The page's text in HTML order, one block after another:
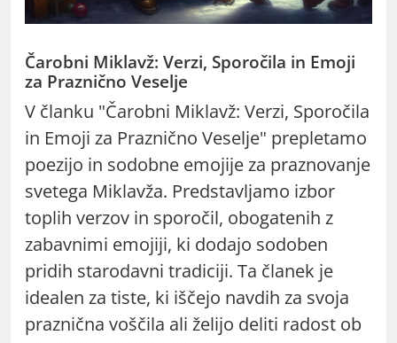
Čarobni Miklavž: Verzi, Sporočila in Emoji
za Praznično Veselje
V članku "Čarobni Miklavž: Verzi, Sporočila
in Emoji za Praznično Veselje" prepletamo
poezijo in sodobne emojije za praznovanje
svetega Miklavža. Predstavljamo izbor
toplih verzov in sporočil, obogatenih z
zabavnimi emojiji, ki dodajo sodoben
pridih starodavni tradiciji. Ta članek je
idealen za tiste, ki iščejo navdih za svoja
praznična voščila ali želijo deliti radost ob